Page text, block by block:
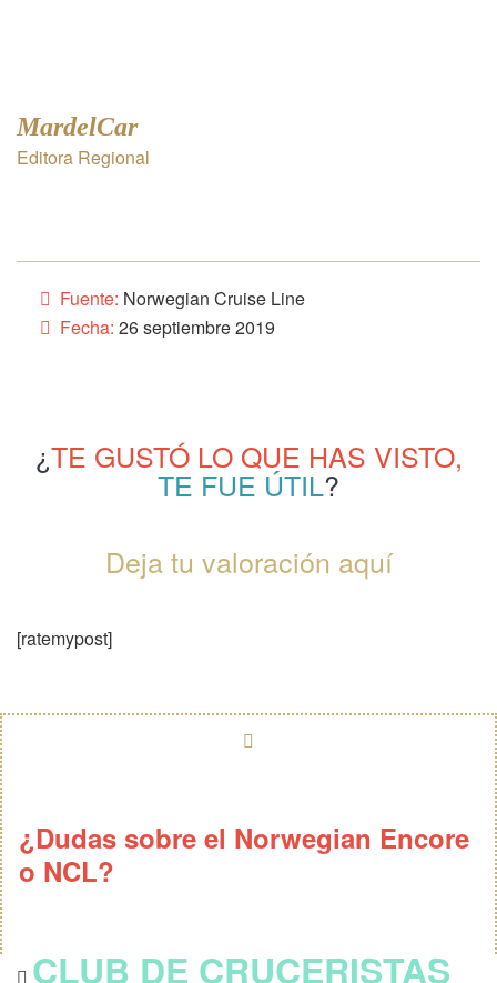
MardelCar
Editora Regional
Fuente: Norwegian Cruise Line
Fecha: 26 septiembre 2019
¿TE GUSTÓ LO QUE HAS VISTO,
TE FUE ÚTIL?
Deja tu valoración aquí
[ratemypost]
¿Dudas sobre el Norwegian Encore
o NCL?
CLUB DE CRUCERISTAS